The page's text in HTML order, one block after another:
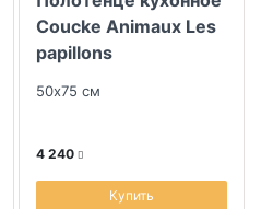
Coucke Animaux Les
papillons
50х75 см
4 240
Купить